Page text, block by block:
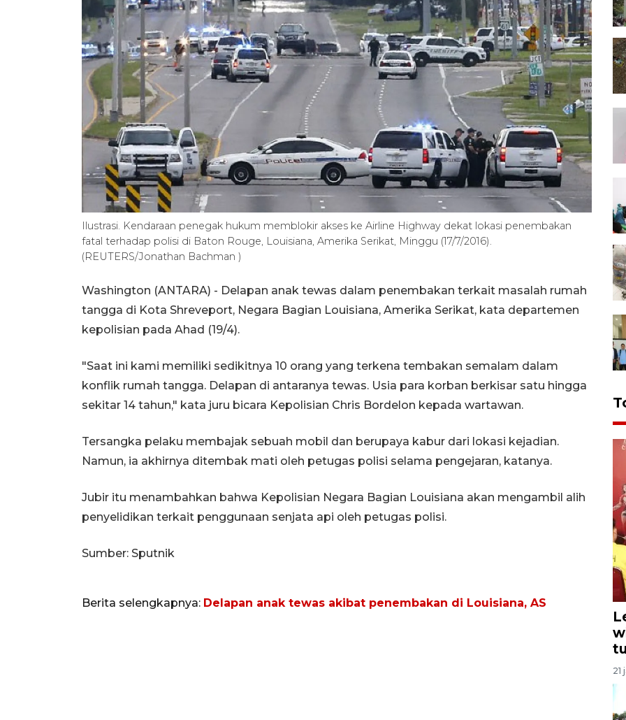
Ilustrasi. Kendaraan penegak hukum memblokir akses ke Airline Highway dekat lokasi penembakan
fatal terhadap polisi di Baton Rouge, Louisiana, Amerika Serikat, Minggu (17/7/2016).
(REUTERS/Jonathan Bachman )
Washington (ANTARA) - Delapan anak tewas dalam penembakan terkait masalah rumah
tangga di Kota Shreveport, Negara Bagian Louisiana, Amerika Serikat, kata departemen
kepolisian pada Ahad (19/4).
"Saat ini kami memiliki sedikitnya 10 orang yang terkena tembakan semalam dalam
konflik rumah tangga. Delapan di antaranya tewas. Usia para korban berkisar satu hingga
sekitar 14 tahun," kata juru bicara Kepolisian Chris Bordelon kepada wartawan.
Tersangka pelaku membajak sebuah mobil dan berupaya kabur dari lokasi kejadian.
Namun, ia akhirnya ditembak mati oleh petugas polisi selama pengejaran, katanya.
Jubir itu menambahkan bahwa Kepolisian Negara Bagian Louisiana akan mengambil alih
penyelidikan terkait penggunaan senjata api oleh petugas polisi.
Sumber: Sputnik
Berita selengkapnya: Delapan anak tewas akibat penembakan di Louisiana, AS
21